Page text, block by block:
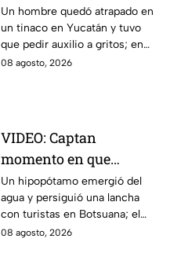
atrapado por más de
dos horas en Yucatán;
así lo encontraron
Un hombre quedó atrapado en
un tinaco en Yucatán y tuvo
que pedir auxilio a gritos; en
redes aseguran que intentaba
08 agosto, 2026
VIDEO: Captan
momento en que
hipopótamo sale del
agua para perseguir a
turistas en lancha
Un hipopótamo emergió del
agua y persiguió una lancha
con turistas en Botsuana; el
guía aceleró a tiempo para
08 agosto, 2026